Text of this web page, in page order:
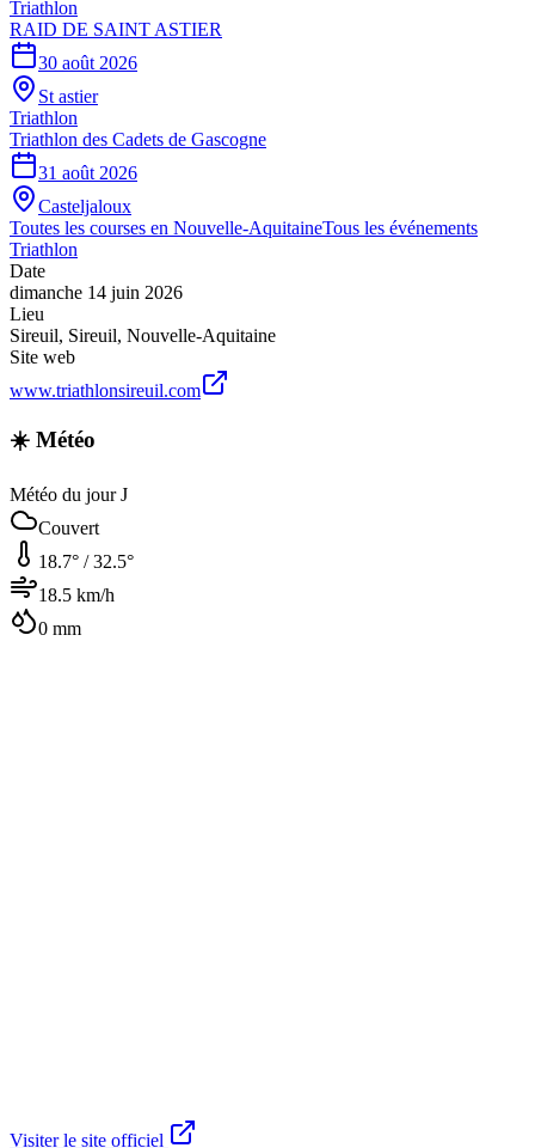
Triathlon
RAID DE SAINT ASTIER
30 août 2026
St astier
Triathlon
Triathlon des Cadets de Gascogne
31 août 2026
Casteljaloux
Toutes les courses en Nouvelle-AquitaineTous les événements
Triathlon
Date
dimanche 14 juin 2026
Lieu
Sireuil, Sireuil, Nouvelle-Aquitaine
Site web
www.triathlonsireuil.com
☀️ Météo
Météo du jour J
Couvert
18.7° /32.5°
18.5 km/h
0 mm
Visiter le site officiel